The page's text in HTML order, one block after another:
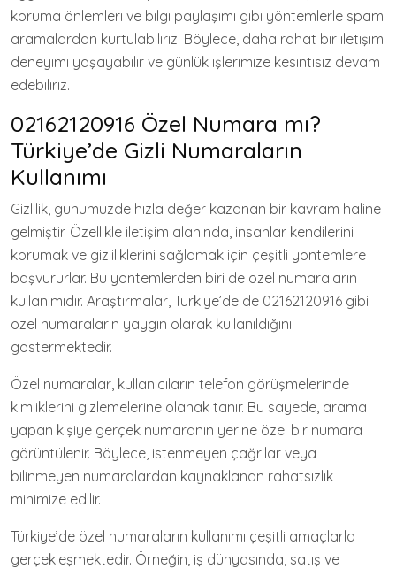
koruma önlemleri ve bilgi paylaşımı gibi yöntemlerle spam
aramalardan kurtulabiliriz. Böylece, daha rahat bir iletişim
deneyimi yaşayabilir ve günlük işlerimize kesintisiz devam
edebiliriz.
02162120916 Özel Numara mı?
Türkiye’de Gizli Numaraların
Kullanımı
Gizlilik, günümüzde hızla değer kazanan bir kavram haline
gelmiştir. Özellikle iletişim alanında, insanlar kendilerini
korumak ve gizliliklerini sağlamak için çeşitli yöntemlere
başvururlar. Bu yöntemlerden biri de özel numaraların
kullanımıdır. Araştırmalar, Türkiye’de de 02162120916 gibi
özel numaraların yaygın olarak kullanıldığını
göstermektedir.
Özel numaralar, kullanıcıların telefon görüşmelerinde
kimliklerini gizlemelerine olanak tanır. Bu sayede, arama
yapan kişiye gerçek numaranın yerine özel bir numara
görüntülenir. Böylece, istenmeyen çağrılar veya
bilinmeyen numaralardan kaynaklanan rahatsızlık
minimize edilir.
Türkiye’de özel numaraların kullanımı çeşitli amaçlarla
gerçekleşmektedir. Örneğin, iş dünyasında, satış ve